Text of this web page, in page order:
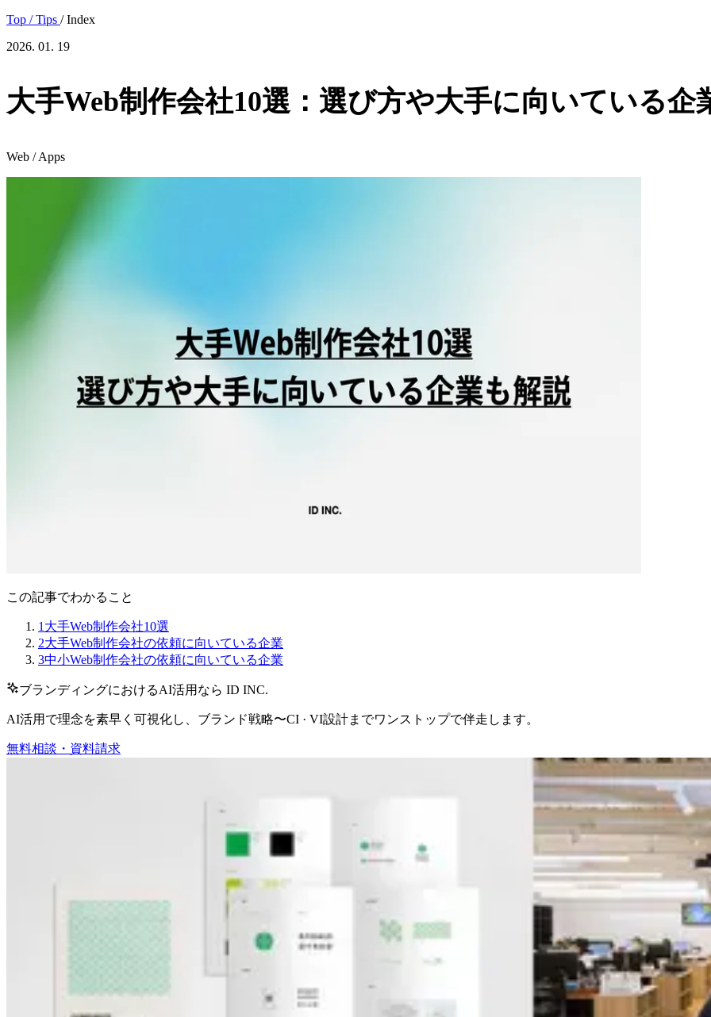
Top / Tips / Index
2026. 01. 19
大手Web制作会社10選：選び方や大手に向いている企
Web / Apps
この記事でわかること
1 大手Web制作会社10選
2大手Web制作会社の依頼に向いている企業
3中小Web制作会社の依頼に向いている企業
ブランディングにおけるAI活用なら ID INC.
AI活用で理念を素早く可視化し、ブランド戦略〜CI · VI設計までワンストップで伴走します。
無料相談・資料請求